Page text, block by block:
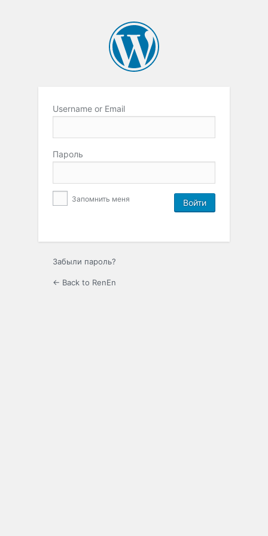
Username or Email
Пароль
Запомнить меня
Забыли пароль?
← Back to RenEn